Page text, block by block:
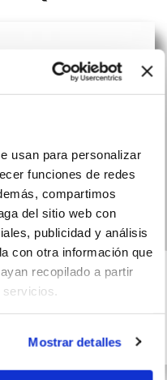
usan para personalizar
funciones de redes
compartimos
del sitio web con
publicidad y análisis
con otra información que
recopilado a partir
Mostrar detalles
(IVA
10000
km
72
150
CV
Híbrido
G